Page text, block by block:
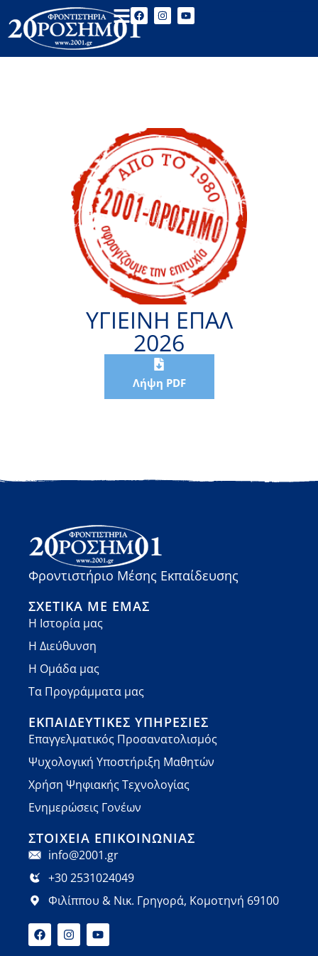
ΥΓΙΕΙΝΗ ΕΠΑΛ
2026
Λήψη PDF
Φροντιστήριο Μέσης Εκπαίδευσης
ΣΧΕΤΙΚΆ ΜΕ ΕΜΆΣ
Η Ιστορία μας
Η Διεύθυνση
Η Ομάδα μας
Τα Προγράμματα μας
ΕΚΠΑΙΔΕΥΤΙΚΈΣ ΥΠΗΡΕΣΊΕΣ
Επαγγελματικός Προσανατολισμός
Ψυχολογική Υποστήριξη Μαθητών
Χρήση Ψηφιακής Τεχνολογίας
Ενημερώσεις Γονέων
ΣΤΟΙΧΕΊΑ ΕΠΙΚΟΙΝΩΝΊΑΣ
info@2001.gr
+30 2531024049
Φιλίππου & Νικ. Γρηγορά, Κομοτηνή 69100